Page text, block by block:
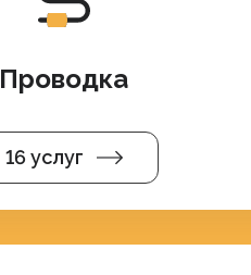
Проводка
16 услуг